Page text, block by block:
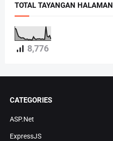
TOTAL TAYANGAN HALAMAN
8,776
CATEGORIES
ASP.Net
ExpressJS